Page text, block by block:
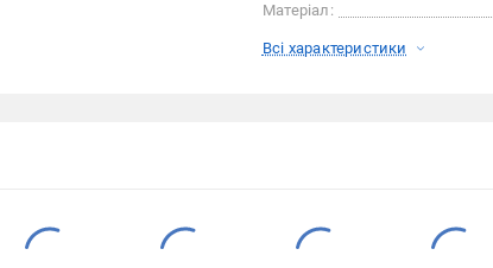
Матеріал:
Всі характеристики